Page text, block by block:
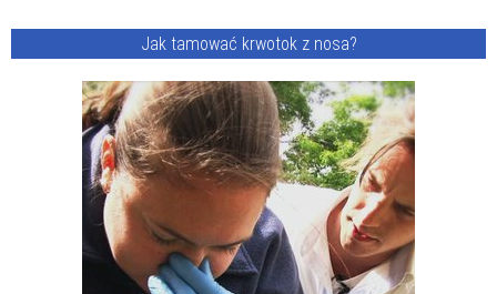
Jak tamować krwotok z nosa?